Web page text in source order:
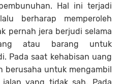
Hal ini terjadi
berharap memperoleh
pernah jera berjudi selama
atau barang untuk
Pada saat kehabisan uang
berusaha untuk mengambil
yang tidak sah. Pada